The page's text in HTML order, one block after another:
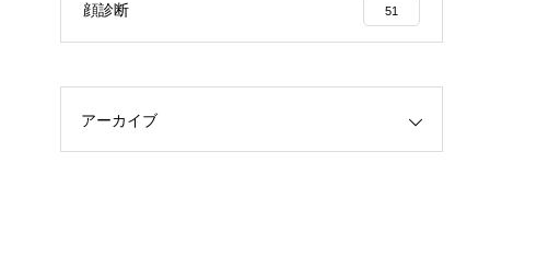
顔診断 51
アーカイブ